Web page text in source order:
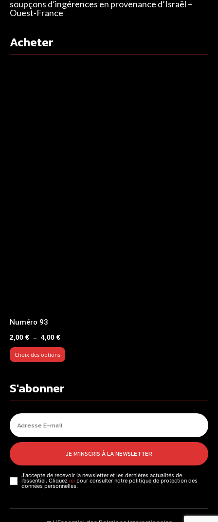
soupçons d’ingérences en provenance d’Israël –
Ouest-France
Acheter
Numéro 93
2,00 € – 4,00 €Plage
de
prix :
4,00 €
Choix des options
S'abonner
JE M'INSCRIS À LA NEWSLETTER
J'accepte de recevoir la newsletter et les dernières actualités de
l’essentiel. Cliquez ici pour consulter notre politique de protection des
données personnelles.